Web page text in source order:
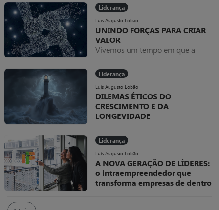
potência IA! Uma pergunta, você já
utiliza a inteligência artificial
diariamente? Se você ainda não se
despertou para como a IA pode te
tornar muito mais produtivo, tenho
uma triste verdade: Você já é um
Liderança
Luís Augusto Lobão
UNINDO FORÇAS PARA CRIAR
VALOR
Vivemos um tempo em que a
perde espaço para a cooperação
inteligente.
Liderança
Luís Augusto Lobão
DILEMAS ÉTICOS DO
CRESCIMENTO E DA
LONGEVIDADE
Como o conselho navega entre
pressão por resultados e
integridade corporativa
Liderança
Luís Augusto Lobão
A NOVA GERAÇÃO DE LÍDERES:
o intraempreendedor que
transforma empresas de dentro